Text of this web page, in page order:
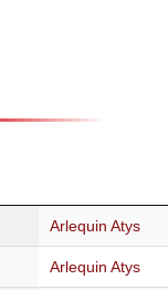
Arlequin Atys
Arlequin Atys